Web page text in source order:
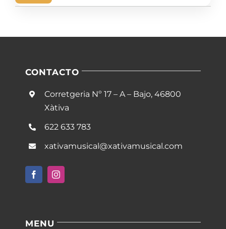
CONTACTO
Corretgeria Nº 17 – A – Bajo, 46800
Xàtiva
622 633 783
xativamusical@xativamusical.com
MENU